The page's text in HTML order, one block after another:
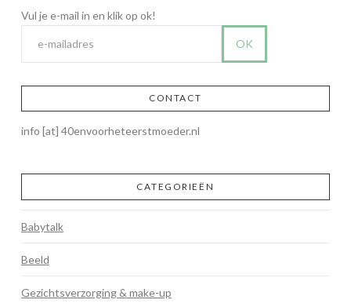
CONTACT
info [at] 40envoorheteerstmoeder.nl
CATEGORIEËN
Babytalk
Beeld
Gezichtsverzorging & make-up